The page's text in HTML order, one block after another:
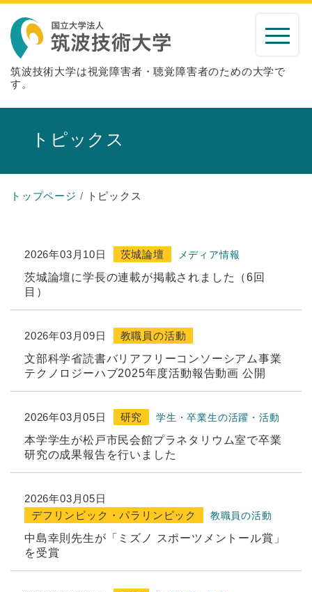
筑波技術大学は視覚障害者・聴覚障害者のための大学で
す。
トピックス
トップページ トピックス
2026年03月10日 茨城論壇 メディア情報
茨城論壇に学長の連載が掲載されました（6回
目）
2026年03月09日
教職員の活動
文部科学省読書バリアフリーコンソーシアム事業
テクノロジーハブ2025年度活動報告動画 公開
2026年03月05日 研究 学生・卒業生の活躍・活動
本学学生が松戸市民会館プラネタリウム室で卒業
研究の成果報告を行いました
2026年03月05日
デフリンピック・パラリンピック
教職員の活動
中島幸則先生が「ミズノ スポーツメントール賞」
を受賞